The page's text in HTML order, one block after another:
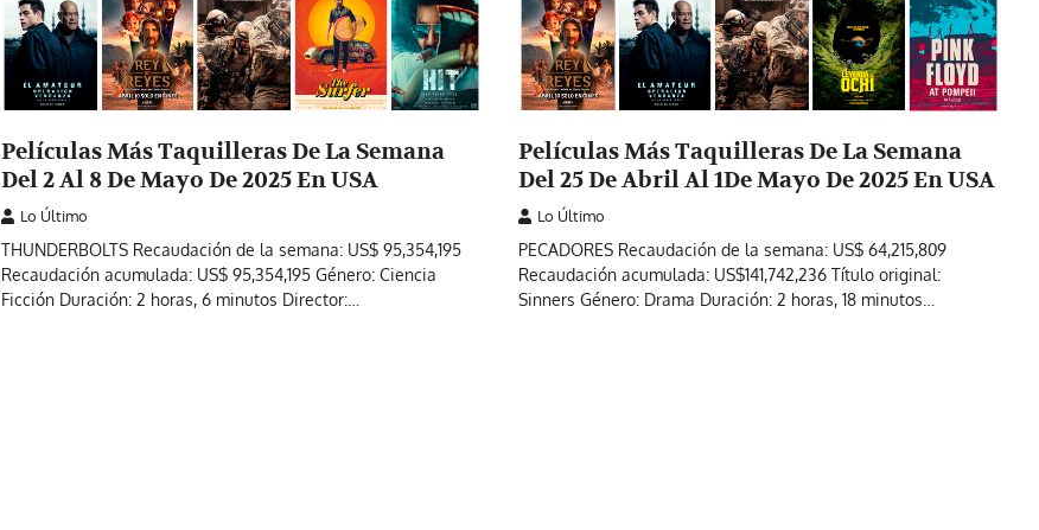
Películas Más Taquilleras De La Semana
Del 2 Al 8 De Mayo De 2025 En USA
Lo Último
THUNDERBOLTS Recaudación de la semana: US$ 95,354,195
Recaudación acumulada: US$ 95,354,195 Género: Ciencia
Ficción Duración: 2 horas, 6 minutos Director:…
Películas Más Taquilleras De La Semana
Del 25 De Abril Al 1De Mayo De 2025 En USA
Lo Último
PECADORES Recaudación de la semana: US$ 64,215,809
Recaudación acumulada: US$141,742,236 Título original:
Sinners Género: Drama Duración: 2 horas, 18 minutos…